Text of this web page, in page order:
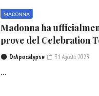
MADONNA
Madonna ha
prove del Celebration
DrApocalypse 31 Agosto 2023
...